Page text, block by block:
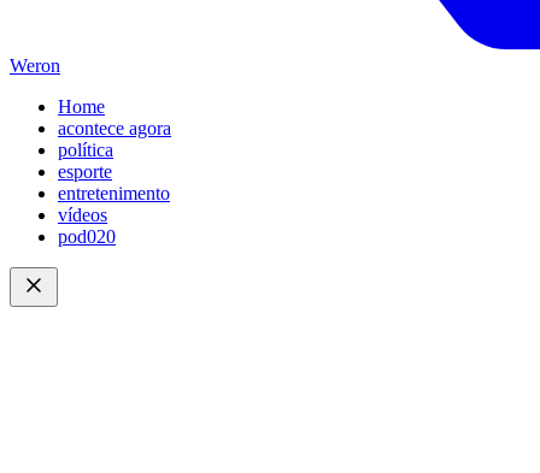
Weron
Home
acontece agora
política
esporte
entretenimento
vídeos
pod020